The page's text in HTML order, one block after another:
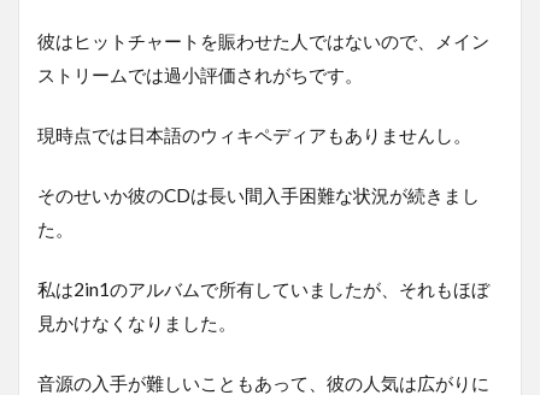
彼はヒットチャートを賑わせた人ではないので、メイン
ストリームでは過小評価されがちです。
現時点では日本語のウィキペディアもありませんし。
そのせいか彼のCDは長い間入手困難な状況が続きまし
た。
私は2in1のアルバムで所有していましたが、それもほぼ
見かけなくなりました。
音源の入手が難しいこともあって、彼の人気は広がりに